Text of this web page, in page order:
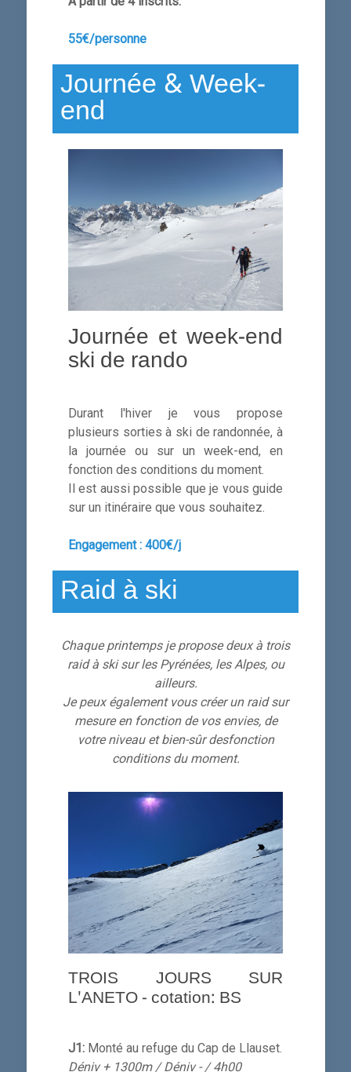
55€/personne
Journée & Week-
end
Journée et week-end
ski de rando
Durant l'hiver je vous propose
plusieurs sorties à ski de randonnée, à
la journée ou sur un week-end, en
fonction des conditions du moment.
Il est aussi possible que je vous guide
sur un itinéraire que vous souhaitez.
Engagement : 400€/j
Raid à ski
Chaque printemps je propose deux à trois
raid à ski sur les Pyrénées, les Alpes, ou
ailleurs.
Je peux également vous créer un raid sur
mesure en fonction de vos envies, de
votre niveau et bien-sûr desfonction
conditions du moment.
TROIS JOURS SUR
L'ANETO - cotation: BS
J1: Monté au refuge du Cap de Llauset.
Déniv + 1300m / Déniv - / 4h00